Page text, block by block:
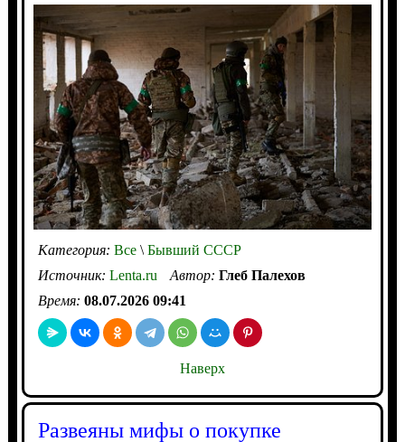
Категория: Все\Бывший СССР
Источник: Lenta.ru Автор: Глеб Палехов
Время: 08.07.2026 09:41
Наверх
Развеяны мифы о покупке